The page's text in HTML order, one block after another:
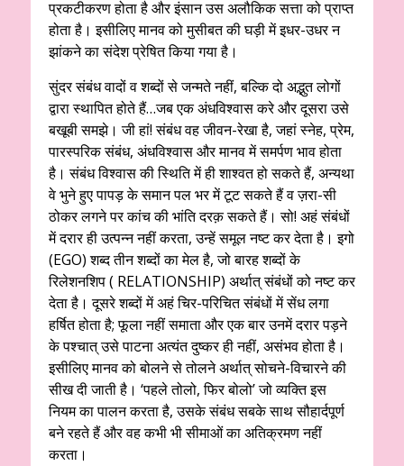
प्रकटीकरण होता है और इंसान उस अलौकिक सत्ता को प्राप्त
होता है। इसीलिए मानव को मुसीबत की घड़ी में इधर-उधर न
झांकने का संदेश प्रेषित किया गया है।
सुंदर संबंध वादों व शब्दों से जन्मते नहीं, बल्कि दो अद्भुत लोगों
द्वारा स्थापित होते हैं…जब एक अंधविश्वास करे और दूसरा उसे
बखूबी समझे। जी हां! संबंध वह जीवन-रेखा है, जहां स्नेह, प्रेम,
पारस्परिक संबंध, अंधविश्वास और मानव में समर्पण भाव होता
है। संबंध विश्वास की स्थिति में ही शाश्वत हो सकते हैं, अन्यथा
वे भुने हुए पापड़ के समान पल भर में टूट सकते हैं व ज़रा-सी
ठोकर लगने पर कांच की भांति दरक़ सकते हैं। सो! अहं संबंधों
में दरार ही उत्पन्न नहीं करता, उन्हें समूल नष्ट कर देता है। इगो
(EGO) शब्द तीन शब्दों का मेल है, जो बारह शब्दों के
रिलेशनशिप ( RELATIONSHIP) अर्थात् संबंधों को नष्ट कर
देता है। दूसरे शब्दों में अहं चिर-परिचित संबंधों में सेंध लगा
हर्षित होता है; फूला नहीं समाता और एक बार उनमें दरार पड़ने
के पश्चात् उसे पाटना अत्यंत दुष्कर ही नहीं, असंभव होता है।
इसीलिए मानव को बोलने से तोलने अर्थात् सोचने-विचारने की
सीख दी जाती है। ‘पहले तोलो, फिर बोलो’ जो व्यक्ति इस
नियम का पालन करता है, उसके संबंध सबके साथ सौहार्दपूर्ण
बने रहते हैं और वह कभी भी सीमाओं का अतिक्रमण नहीं
करता।